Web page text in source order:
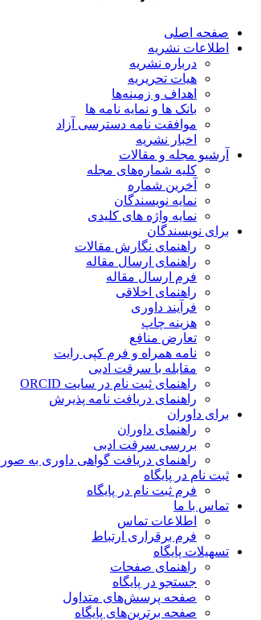
صفحه اصلی
اطلاعات نشریه
درباره نشریه
هیات تحریریه
اهداف و زمینه‌ها
بانک ها و نمایه نامه ها
موافقت نامه دسترسی آزاد
اخبار نشریه
آرشیو مجله و مقالات
کلیه شماره‌های مجله
آخرین شماره
نمایه نویسندگان
نمایه واژه های کلیدی
برای نویسندگان
راهنمای نگارش مقالات
راهنمای ارسال مقاله
فرم ارسال مقاله
راهنمای اخلاقی
فرآیند داوری
هزینه چاپ
تعارض منافع
نامه همراه و فرم کپی رایت
مقابله با سرقت ادبی
راهنمای ثبت نام در سایت ORCID
راهنمای دریافت نامه پذیرش
برای داوران
راهنمای داوران
بررسی سرقت ادبی
راهنمای دریافت گواهی داوری به
ثبت نام در پایگاه
فرم ثبت نام در پایگاه
تماس با ما
اطلاعات تماس
فرم برقراری ارتباط
تسهیلات پایگاه
راهنمای صفحات
جستجو در پایگاه
صفحه پرسش‌های متداول
صفحه برترین‌های پایگاه